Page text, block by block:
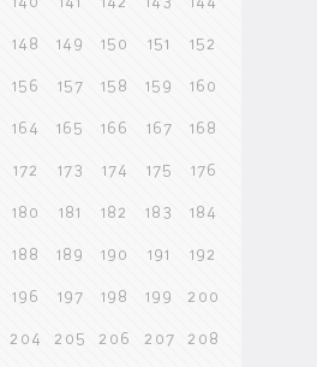
148 149 150 151 152
156 157 158 159 160
164 165 166 167 168
172 173 174 175 176
180 181 182 183 184
188 189 190 191 192
196 197 198 199 200
204 205 206 207 208